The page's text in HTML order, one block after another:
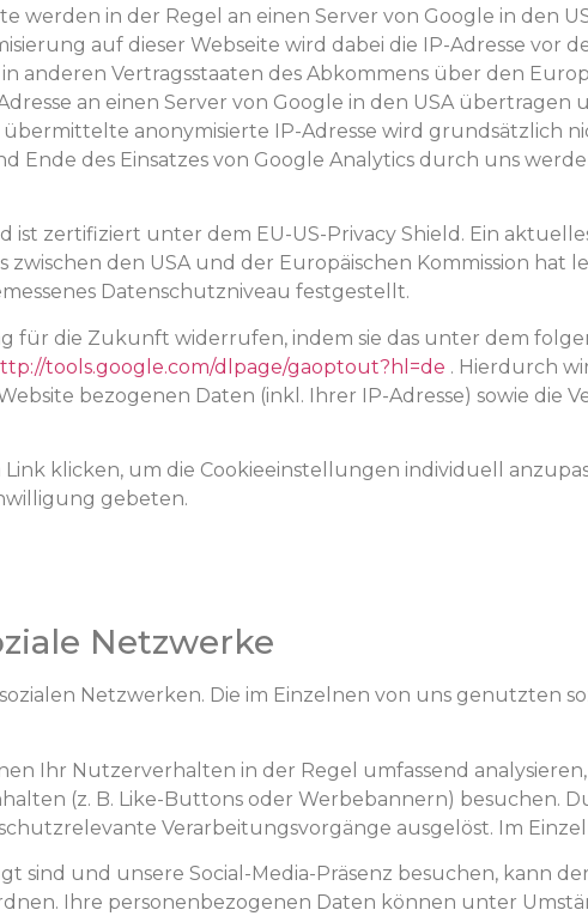
werden in der Regel an einen Server von Google in den
auf dieser Webseite wird dabei die IP-Adresse vor
anderen Vertragsstaaten des Abkommens über den
an einen Server von Google in den USA übertragen
anonymisierte IP-Adresse wird grundsätzlich
des Einsatzes von Google Analytics durch uns
ist zertifiziert unter dem EU-US-Privacy Shield. Ein
den USA und der Europäischen Kommission
Datenschutzniveau festgestellt.
für die Zukunft widerrufen, indem sie das unter dem
tools.google.com/dlpage/gaoptout?hl=de . Hierdurch
bezogenen Daten (inkl. Ihrer IP-Adresse) sowie die
Link klicken, um die Cookieeinstellungen individuell
gebeten.
Netzwerke
Netzwerken. Die im Einzelnen von uns genutzten
Ihr Nutzerverhalten in der Regel umfassend
(z. B. Like-Buttons oder Werbebannern) besuchen.
Verarbeitungsvorgänge ausgelöst. Im
sind und unsere Social-Media-Präsenz besuchen, kann
Ihre personenbezogenen Daten können unter